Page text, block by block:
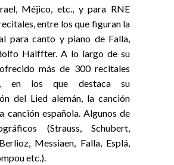
Méjico, etc., y para RNE
entre los que figuran la
para canto y piano de Falla,
Halffter. A lo largo de su
más de 300 recitales
en los que destaca su
del Lied alemán, la canción
canción española. Algunos de
(Strauss, Schubert,
Messiaen, Falla, Esplá,
etc.).